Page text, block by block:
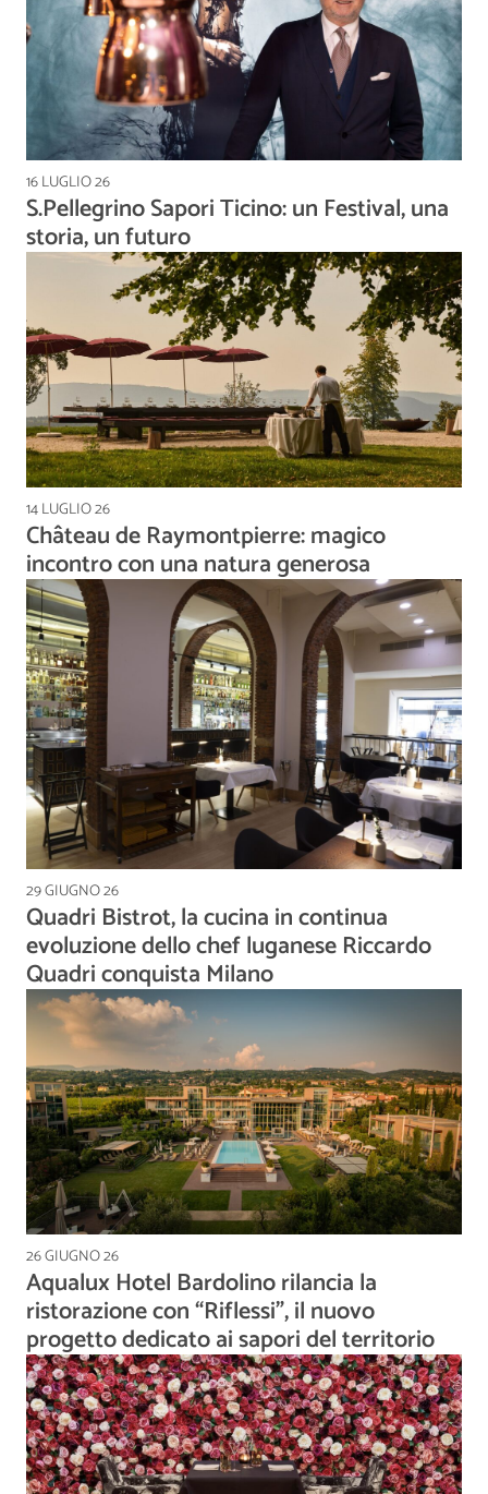
16 LUGLIO 26
S.Pellegrino Sapori Ticino: un Festival, una
storia, un futuro
14 LUGLIO 26
Château de Raymontpierre: magico
incontro con una natura generosa
29 GIUGNO 26
Quadri Bistrot, la cucina in continua
evoluzione dello chef luganese Riccardo
Quadri conquista Milano
26 GIUGNO 26
Aqualux Hotel Bardolino rilancia la
ristorazione con “Riflessi”, il nuovo
progetto dedicato ai sapori del territorio